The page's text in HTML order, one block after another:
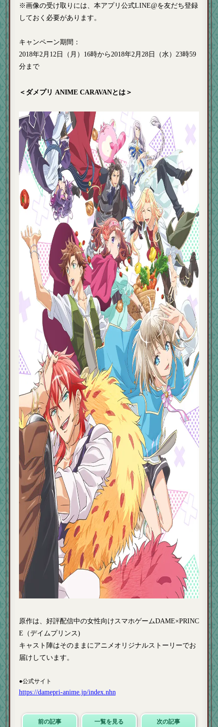
※画像の受け取りには、本アプリ公式LINE@を友だち登録
しておく必要があります。
キャンペーン期間 ：
2018年2月12日（月）16時から2018年2月28日（水）23時59
分まで
＜ダメプリ ANIME CARAVANとは＞
原作は、好評配信中の女性向けスマホゲームDAME×PRINC
E（デイムプリンス)
キャスト陣はそのままにアニメオリジナルストーリーでお
届けしています。
●公式サイト
https://damepri-anime.jp/index.nhn
前の記事 一覧を見る 次の記事